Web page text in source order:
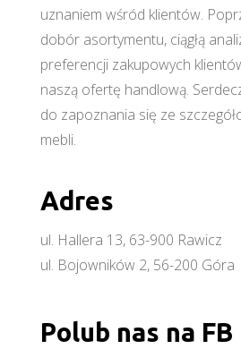
uznaniem wśród klientów.
dobór asortymentu, ciągłą
preferencji zakupowych
naszą ofertę handlową.
do zapoznania się ze
mebli.
Adres
ul. Hallera 13, 63-900 Rawicz
ul. Bojowników 2, 56-200 Góra
Polub nas na FB